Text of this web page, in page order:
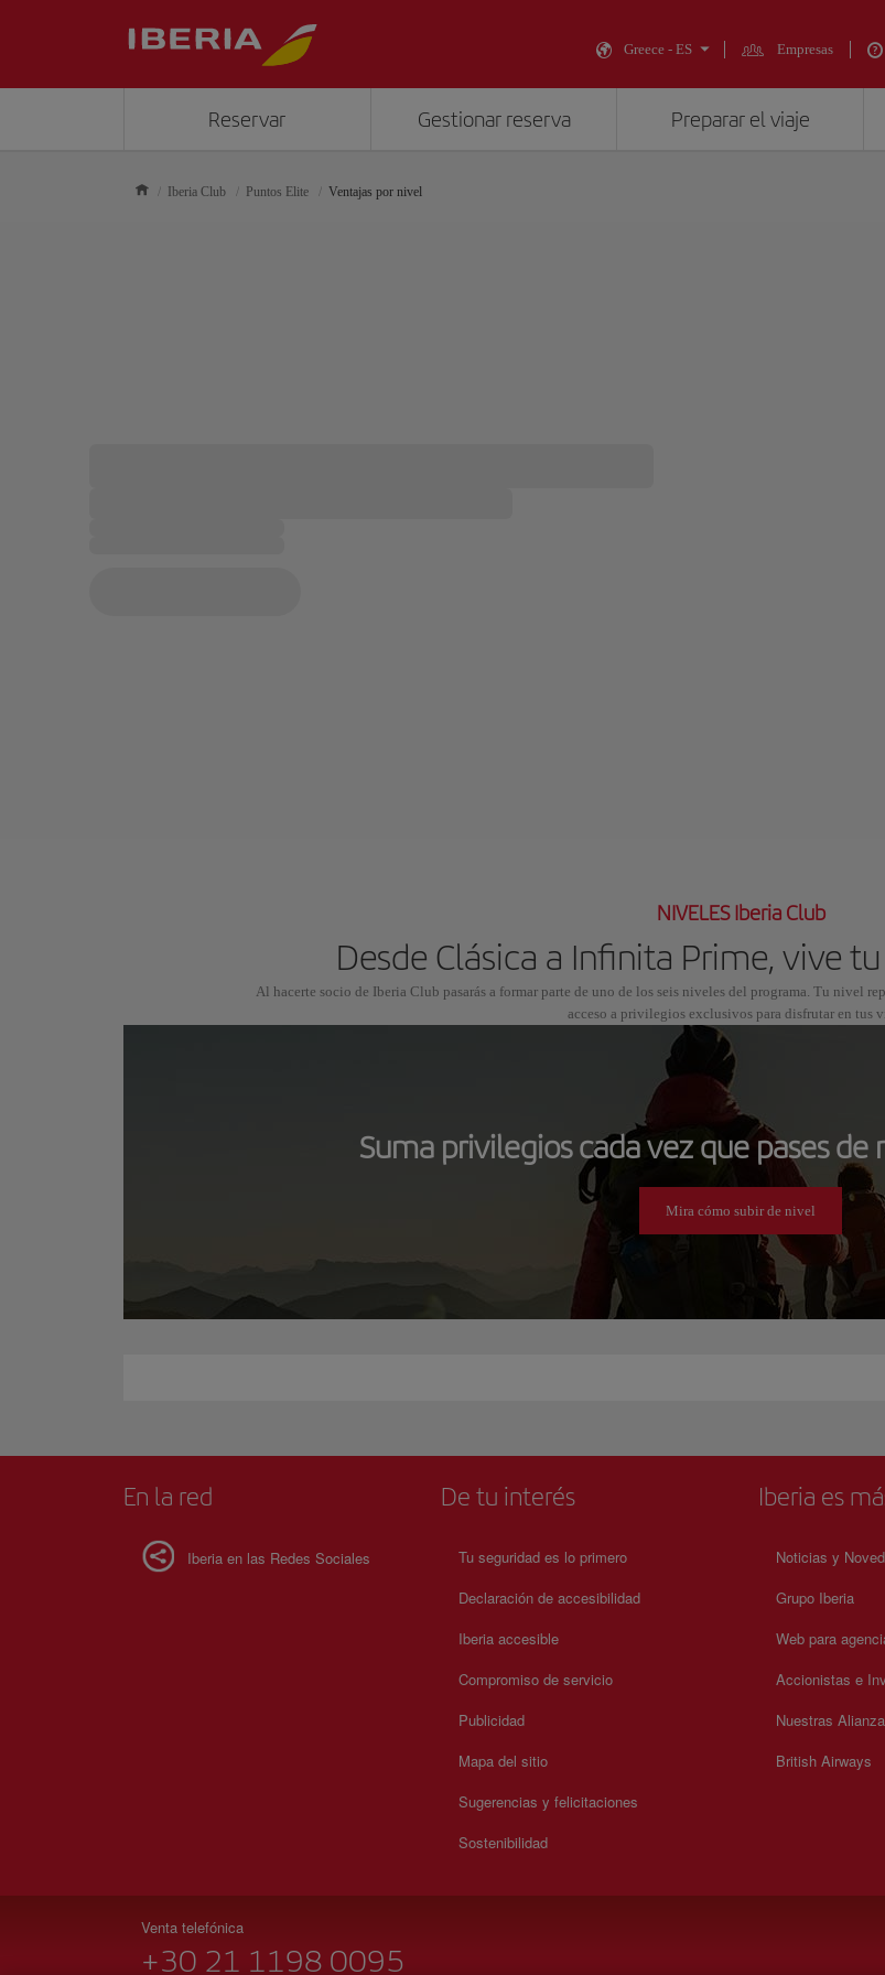
Greece - ES Empresas
Reservar Gestionar reserva Preparar el viaje
Iberia Club Puntos Elite Ventajas por nivel
NIVELES Iberia Club
Desde Clásica a Infinita Prime, vive
Al hacerte socio de Iberia Club pasarás a formar parte de uno de los seis niveles del programa. Tu nivel
acceso a privilegios exclusivos para disfrutar en tus
Suma privilegios cada vez que pases de
Mira cómo subir de nivel
En la red
Iberia en las Redes Sociales
De tu interés
Tu seguridad es lo primero
Declaración de accesibilidad
Iberia accesible
Compromiso de servicio
Publicidad
Mapa del sitio
Sugerencias y felicitaciones
Sostenibilidad
Iberia es
Noticias y
Grupo Iberia
Web para
Accionistas e
Nuestras
British Airways
Venta telefónica
+30 21 1198 0095